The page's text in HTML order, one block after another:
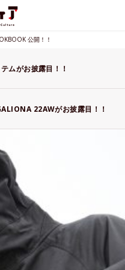
公開！！
ムがお披露目！！
22AWがお披露目！！